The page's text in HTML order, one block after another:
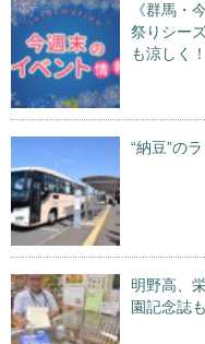
《群馬
祭りシー
も涼しく
“納豆”の
明野高、
園記念誌